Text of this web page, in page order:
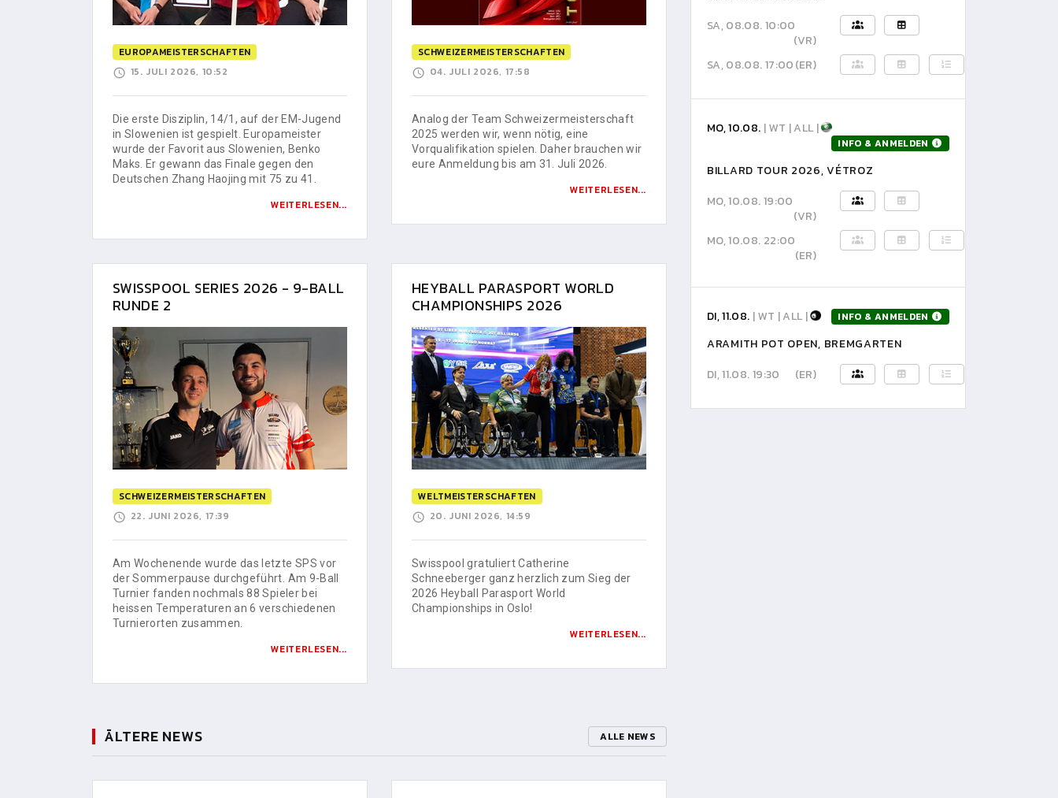
EUROPAMEISTERSCHAFTEN
15. JULI 2026, 10:52
Die erste Disziplin, 14/1, auf der EM-Jugend
in Slowenien ist gespielt. Europameister
wurde der Favorit aus Slowenien, Benko
Maks. Er gewann das Finale gegen den
Deutschen Zhang Haojing mit 75 zu 41.
WEITERLESEN...
SCHWEIZERMEISTERSCHAFTEN
04. JULI 2026, 17:58
Analog der Team Schweizermeisterschaft
2025 werden wir, wenn nötig, eine
Vorqualifikation spielen. Daher brauchen wir
eure Anmeldung bis am 31. Juli 2026.
WEITERLESEN...
SWISSPOOL SERIES 2026 - 9-BALL
RUNDE 2
SCHWEIZERMEISTERSCHAFTEN
22. JUNI 2026, 17:39
Am Wochenende wurde das letzte SPS vor
der Sommerpause durchgeführt. Am 9-Ball
Turnier fanden nochmals 88 Spieler bei
heissen Temperaturen an 6 verschiedenen
Turnierorten zusammen.
WEITERLESEN...
HEYBALL PARASPORT WORLD
CHAMPIONSHIPS 2026
WELTMEISTERSCHAFTEN
20. JUNI 2026, 14:59
Swisspool gratuliert Catherine
Schneeberger ganz herzlich zum Sieg der
2026 Heyball Parasport World
Championships in Oslo!
WEITERLESEN...
ÄLTERE NEWS ALLE NEWS
SA, 08.08. 10:00
(VR)
SA, 08.08. 17:00(ER)
MO, 10.08. | WT | ALL |
INFO & ANMELDEN
BILLARD TOUR 2026, VÉTROZ
MO, 10.08. 19:00
(VR)
MO, 10.08. 22:00
(ER)
DI, 11.08. | WT | ALL | INFO & ANMELDEN
ARAMITH POT OPEN, BREMGARTEN
DI, 11.08. 19:30
(ER)